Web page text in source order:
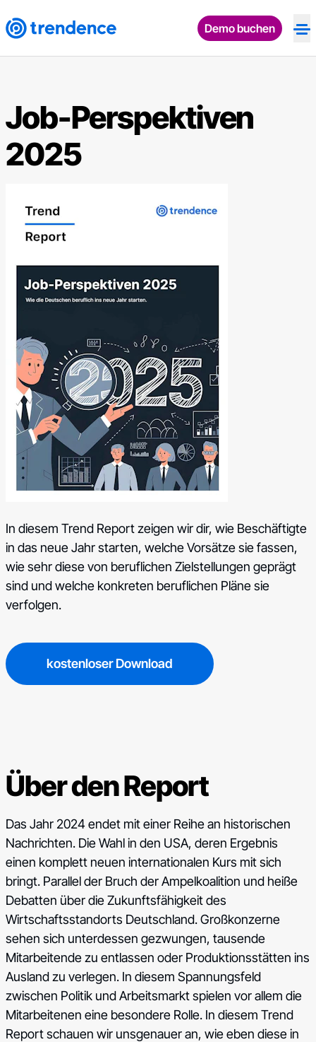
Demo buchen
Job-Perspektiven
2025
In diesem Trend Report zeigen wir dir, wie Beschäftigte
in das neue Jahr starten, welche Vorsätze sie fassen,
wie sehr diese von beruflichen Zielstellungen geprägt
sind und welche konkreten beruflichen Pläne sie
verfolgen.
kostenloser Download
Über den Report
Das Jahr 2024 endet mit einer Reihe an historischen
Nachrichten. Die Wahl in den USA, deren Ergebnis
einen komplett neuen internationalen Kurs mit sich
bringt. Parallel der Bruch der Ampelkoalition und heiße
Debatten über die Zukunftsfähigkeit des
Wirtschaftsstandorts Deutschland. Großkonzerne
sehen sich unterdessen gezwungen, tausende
Mitarbeitende zu entlassen oder Produktionsstätten ins
Ausland zu verlegen. In diesem Spannungsfeld
zwischen Politik und Arbeitsmarkt spielen vor allem die
Mitarbeitenen eine besondere Rolle. In diesem Trend
Report schauen wir unsgenauer an, wie eben diese in